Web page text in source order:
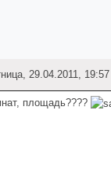
29.04.2011,
площадь????